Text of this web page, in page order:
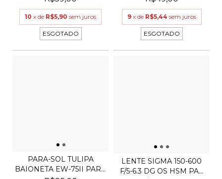
10 x de R$5,90 sem juros
ESGOTADO
9 x de R$5,44 sem juros
ESGOTADO
PARA-SOL TULIPA
BAIONETA EW-75II PARA
LENTE SIGMA 150-600
F/5-6.3 DG OS HSM PA...